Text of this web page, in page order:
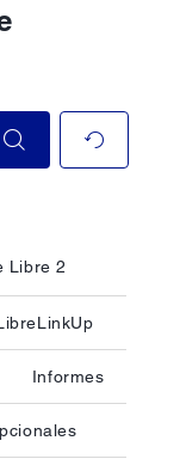
Libre 2
Informes